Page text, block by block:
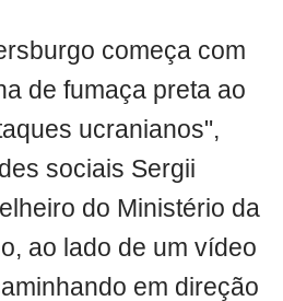
começa com
de fumaça preta ao
ucranianos",
sociais Sergii
do Ministério da
ao lado de um vídeo
em direção